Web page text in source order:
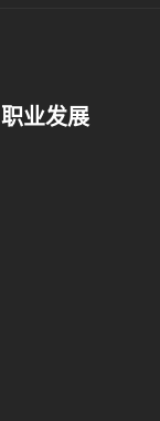
职业发展